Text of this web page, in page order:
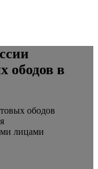
ободов в
ободов
лицами